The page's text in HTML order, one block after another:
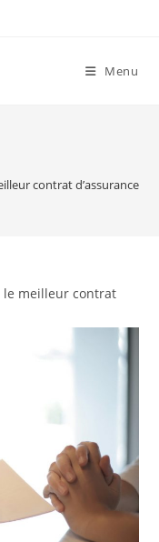
Menu
contrat d’assurance vie
le meilleur contrat